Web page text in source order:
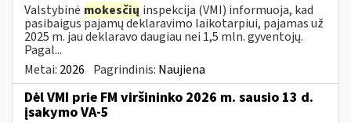
Valstybinė mokesčių inspekcija (VMI) informuoja, kad
pasibaigus pajamų deklaravimo laikotarpiui, pajamas už
2025 m. jau deklaravo daugiau nei 1,5 mln. gyventojų.
Pagal...
Metai: 2026 Pagrindinis: Naujiena
Dėl VMI prie FM viršininko 2026 m. sausio 13 d.
įsakymo VA-5